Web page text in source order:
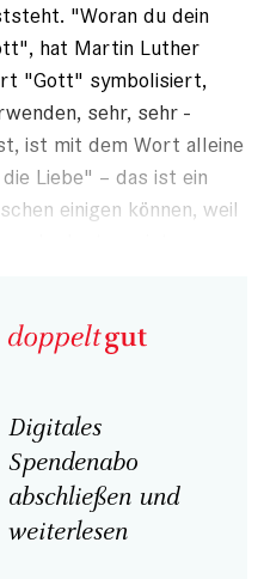
"Woran du dein
hat Martin Luther
"Gott" symbolisiert,
sehr, sehr
ist mit dem Wort alleine
Liebe" – das ist ein
einigen können, weil
Digitales
Spendenabo
abschließen und
weiterlesen